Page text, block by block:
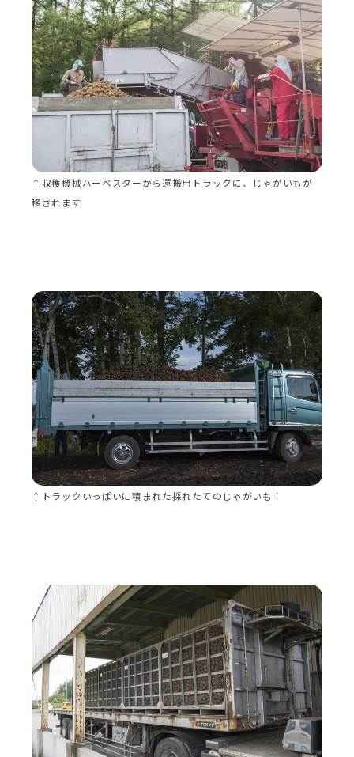
↑収穫機械ハーベスターから運搬用トラックに、じゃがいもが
移されます
↑トラックいっぱいに積まれた採れたてのじゃがいも！